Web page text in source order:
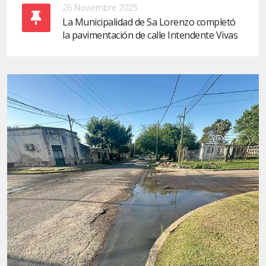
26 Noviembre 2025
La Municipalidad de Sa Lorenzo completó
la pavimentación de calle Intendente Vivas